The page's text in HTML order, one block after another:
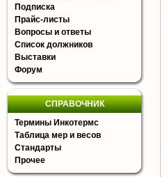
Подписка
Прайс-листы
Вопросы и ответы
Список должников
Выставки
Форум
СПРАВОЧНИК
Термины Инкотермс
Таблица мер и весов
Стандарты
Прочее